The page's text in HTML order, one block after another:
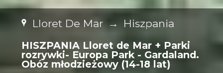
Lloret De Mar → Hiszpania
HISZPANIA Lloret de Mar + Parki
rozrywki- Europa Park - Gardaland.
Obóz młodzieżowy (14-18 lat)